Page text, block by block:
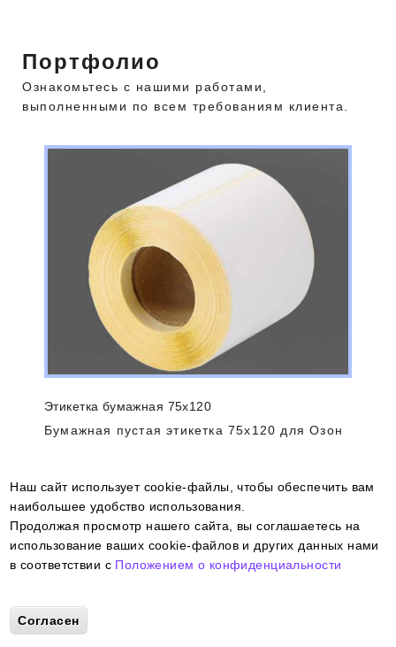
Портфолио
Ознакомьтесь с нашими работами,
выполненными по всем требованиям клиента.
Этикетка бумажная 75х120
Бумажная пустая этикетка 75х120 для Озон
Наш сайт использует cookie-файлы, чтобы обеспечить вам
наибольшее удобство использования.
Продолжая просмотр нашего сайта, вы соглашаетесь на
использование ваших cookie-файлов и других данных нами
в соответствии с Положением о конфиденциальности
Согласен